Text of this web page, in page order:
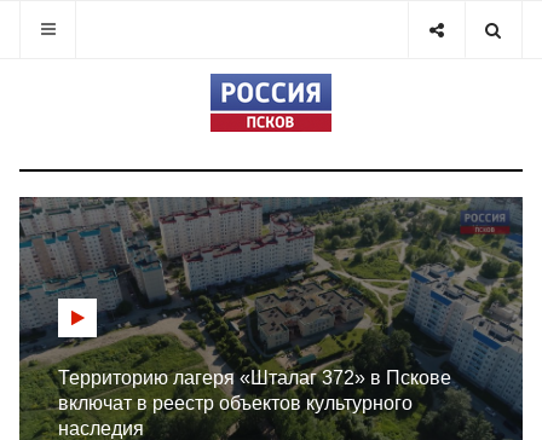
Территорию лагеря «Шталаг 372» в Пскове
включат в реестр объектов культурного
наследия